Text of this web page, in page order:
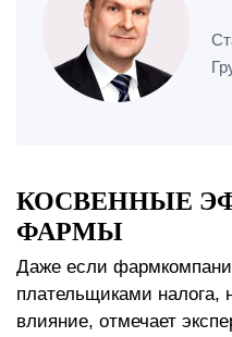
КОСВЕННЫЕ
ФАРМЫ
Даже если
плательщиками налога,
влияние, отмечает